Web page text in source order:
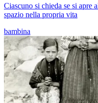
Ciascuno si chieda se si apre
spazio nella propria vita
bambina